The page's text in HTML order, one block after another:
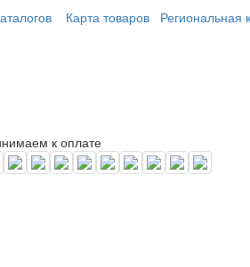
Карта товаров Региональная
к оплате